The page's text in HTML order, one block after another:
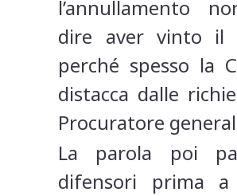
l’annullamento
dire aver vinto il
perché spesso la
distacca dalle
Procuratore
La parola poi
difensori prima a